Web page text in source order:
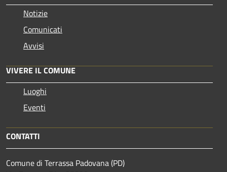
Notizie
Comunicati
Avvisi
VIVERE IL COMUNE
Luoghi
Eventi
CONTATTI
Comune di Terrassa Padovana (PD)